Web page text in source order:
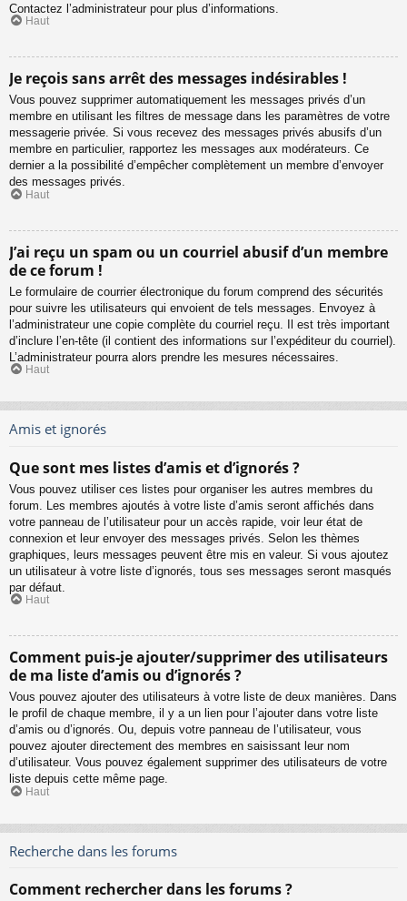
Contactez l’administrateur pour plus d’informations.
Haut
Je reçois sans arrêt des messages indésirables !
Vous pouvez supprimer automatiquement les messages privés d’un
membre en utilisant les filtres de message dans les paramètres de votre
messagerie privée. Si vous recevez des messages privés abusifs d’un
membre en particulier, rapportez les messages aux modérateurs. Ce
dernier a la possibilité d’empêcher complètement un membre d’envoyer
des messages privés.
Haut
J’ai reçu un spam ou un courriel abusif d’un membre
de ce forum !
Le formulaire de courrier électronique du forum comprend des sécurités
pour suivre les utilisateurs qui envoient de tels messages. Envoyez à
l’administrateur une copie complète du courriel reçu. Il est très important
d’inclure l’en-tête (il contient des informations sur l’expéditeur du courriel).
L’administrateur pourra alors prendre les mesures nécessaires.
Haut
Amis et ignorés
Que sont mes listes d’amis et d’ignorés ?
Vous pouvez utiliser ces listes pour organiser les autres membres du
forum. Les membres ajoutés à votre liste d’amis seront affichés dans
votre panneau de l’utilisateur pour un accès rapide, voir leur état de
connexion et leur envoyer des messages privés. Selon les thèmes
graphiques, leurs messages peuvent être mis en valeur. Si vous ajoutez
un utilisateur à votre liste d’ignorés, tous ses messages seront masqués
par défaut.
Haut
Comment puis-je ajouter/supprimer des utilisateurs
de ma liste d’amis ou d’ignorés ?
Vous pouvez ajouter des utilisateurs à votre liste de deux manières. Dans
le profil de chaque membre, il y a un lien pour l’ajouter dans votre liste
d’amis ou d’ignorés. Ou, depuis votre panneau de l’utilisateur, vous
pouvez ajouter directement des membres en saisissant leur nom
d’utilisateur. Vous pouvez également supprimer des utilisateurs de votre
liste depuis cette même page.
Haut
Recherche dans les forums
Comment rechercher dans les forums ?